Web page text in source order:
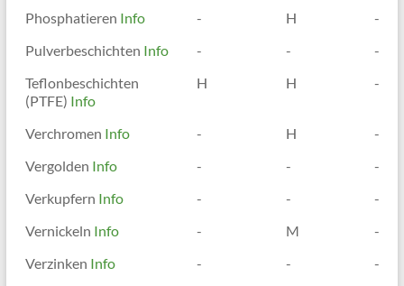
Phosphatieren Info - H
-
Pulverbeschichten Info - -
-
Teflonbeschichten
(PTFE) Info
H H -
Verchromen Info - H
-
Vergolden Info - -
-
Verkupfern Info - -
-
Vernickeln Info - M
-
Verzinken Info - -
-